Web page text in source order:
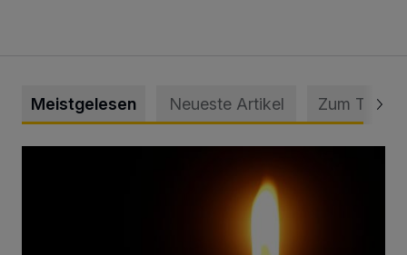
Meistgelesen Neueste Artikel Zum Thema